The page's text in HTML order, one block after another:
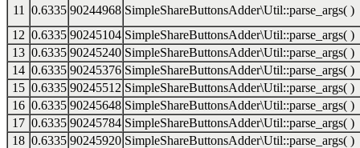
11
0.6335 90244968 SimpleShareButtonsAdder\Util::parse_args( )
12 0.6335 90245104 SimpleShareButtonsAdder\Util::parse_args( )
13 0.6335 90245240 SimpleShareButtonsAdder\Util::parse_args( )
14 0.6335 90245376 SimpleShareButtonsAdder\Util::parse_args( )
15 0.6335 90245512 SimpleShareButtonsAdder\Util::parse_args( )
16 0.6335 90245648 SimpleShareButtonsAdder\Util::parse_args( )
17 0.6335 90245784 SimpleShareButtonsAdder\Util::parse_args( )
18 0.6335 90245920 SimpleShareButtonsAdder\Util::parse_args( )